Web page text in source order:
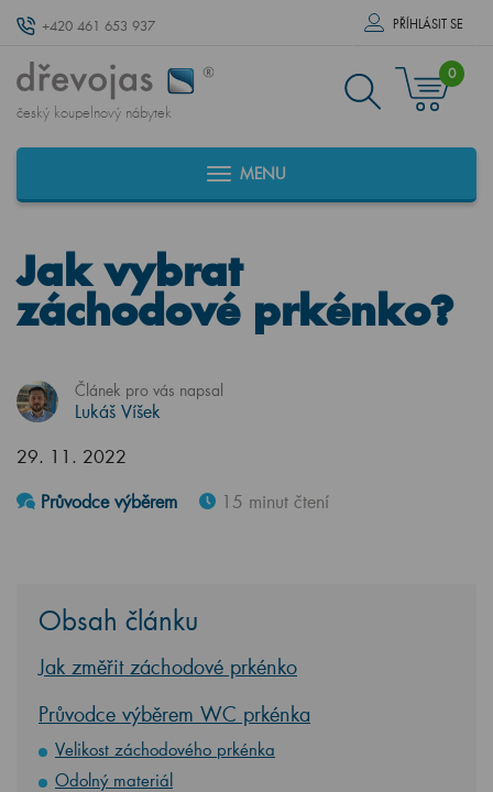
+420 461 653 937 PŘÍHLÁSIT SE
český koupelnový nábytek
0
MENU
Jak vybrat
záchodové prkénko?
Článek pro vás napsal
Lukáš Víšek
29. 11. 2022
Průvodce výběrem
15 minut čtení
Obsah článku
Jak změřit záchodové prkénko
Průvodce výběrem WC prkénka
Velikost záchodového prkénka
Odolný materiál